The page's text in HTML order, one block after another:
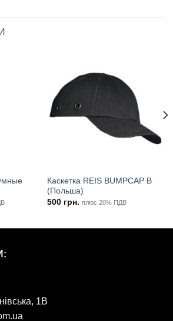
Каскетка REIS BUMPCAP B
(Польша)
500 грн. плюс 20% ПДВ
1В